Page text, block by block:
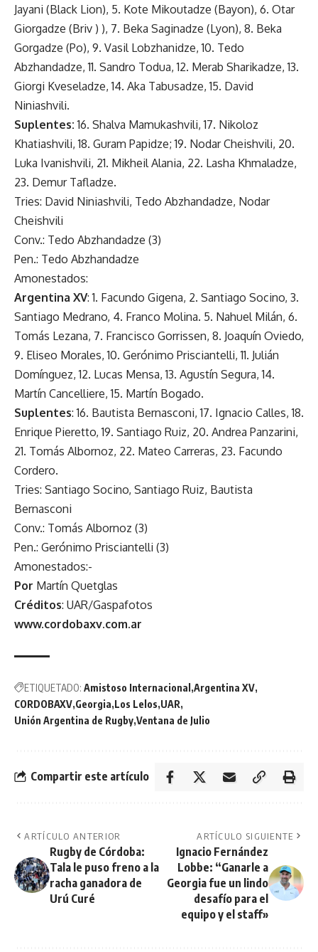
Jayani (Black Lion), 5. Kote Mikoutadze (Bayon), 6. Otar
Giorgadze (Briv ) ), 7. Beka Saginadze (Lyon), 8. Beka
Gorgadze (Po), 9. Vasil Lobzhanidze, 10. Tedo
Abzhandadze, 11. Sandro Todua, 12. Merab Sharikadze, 13.
Giorgi Kveseladze, 14. Aka Tabusadze, 15. David
Niniashvili.
Suplentes: 16. Shalva Mamukashvili, 17. Nikoloz
Khatiashvili, 18. Guram Papidze; 19. Nodar Cheishvili, 20.
Luka Ivanishvili, 21. Mikheil Alania, 22. Lasha Khmaladze,
23. Demur Tafladze.
Tries: David Niniashvili, Tedo Abzhandadze, Nodar
Cheishvili
Conv.: Tedo Abzhandadze (3)
Pen.: Tedo Abzhandadze
Amonestados:
Argentina XV: 1. Facundo Gigena, 2. Santiago Socino, 3.
Santiago Medrano, 4. Franco Molina. 5. Nahuel Milán, 6.
Tomás Lezana, 7. Francisco Gorrissen, 8. Joaquín Oviedo,
9. Eliseo Morales, 10. Gerónimo Prisciantelli, 11. Julián
Domínguez, 12. Lucas Mensa, 13. Agustín Segura, 14.
Martín Cancelliere, 15. Martín Bogado.
Suplentes: 16. Bautista Bernasconi, 17. Ignacio Calles, 18.
Enrique Pieretto, 19. Santiago Ruiz, 20. Andrea Panzarini,
21. Tomás Albornoz, 22. Mateo Carreras, 23. Facundo
Cordero.
Tries: Santiago Socino, Santiago Ruiz, Bautista
Bernasconi
Conv.: Tomás Albornoz (3)
Pen.: Gerónimo Prisciantelli (3)
Amonestados:-
Por Martín Quetglas
Créditos: UAR/Gaspafotos
www.cordobaxv.com.ar
ETIQUETADO: Amistoso Internacional Argentina XV
CORDOBAXV Georgia Los Lelos UAR
Unión Argentina de Rugby Ventana de Julio
Compartir este artículo
ARTÍCULO ANTERIOR
Rugby de Córdoba:
Tala le puso freno a la
racha ganadora de
Urú Curé
ARTÍCULO SIGUIENTE
Ignacio Fernández
Lobbe: “Ganarle a
Georgia fue un lindo
desafío para el
equipo y el staff»